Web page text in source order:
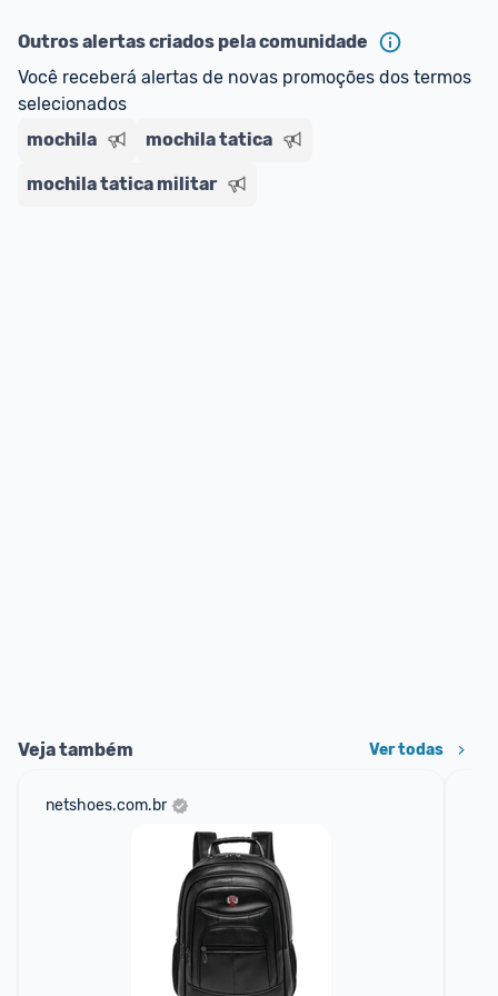
E lembre-se: você sempre pode contar ajuda da
comunidade para tirar dúvidas ou acionar os
nossos Admins marcando
comentário ou através do Fale com o Promobit.
Outros alertas criados pela comunidade
Você receberá alertas de novas promoções dos termos
selecionados
mochila
mochila tatica
mochila tatica militar
Veja também Ver todas
netshoes.com.br